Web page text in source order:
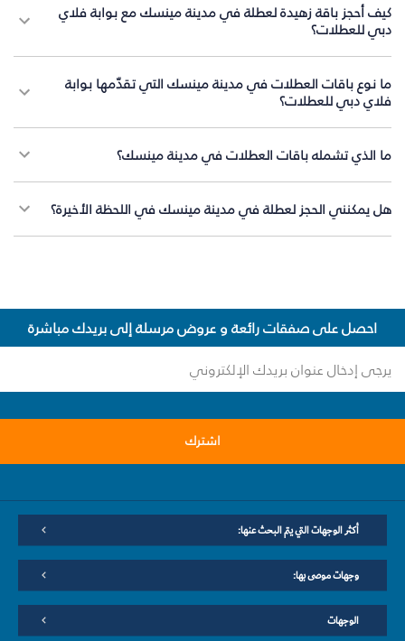
كيف أحجز باقة زهيدة لعطلة في مدينة مينسك مع بوابة فلاي
دبي للعطلات؟
ما نوع باقات العطلات في مدينة مينسك التي تقدّمها بوابة
فلاي دبي للعطلات؟
ما الذي تشمله باقات العطلات في مدينة مينسك؟
هل يمكنني الحجز لعطلة في مدينة مينسك في اللحظة الأخيرة؟
احصل على صفقات رائعة و عروض مرسلة إلى بريدك مباشرة
اشترك
أكثر الوجهات التي يتم البحث عنها:
وجهات موصى بها:
الوجهات